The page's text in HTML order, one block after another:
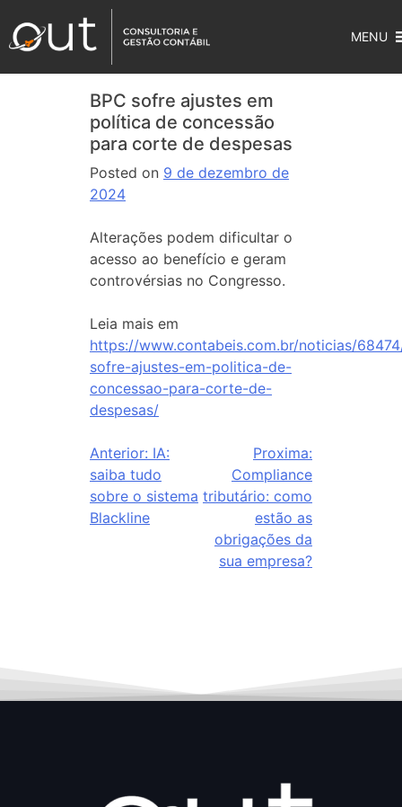
MENU
BPC sofre ajustes em
política de concessão
para corte de despesas
Posted on 9 de dezembro de
2024
Alterações podem dificultar o
acesso ao benefício e geram
controvérsias no Congresso.
Leia mais em
https://www.contabeis.com.br/noticias/
sofre-ajustes-em-politica-de-
concessao-para-corte-de-
despesas/
Anterior: IA:
saiba tudo
sobre o sistema
Blackline
Proxima:
Compliance
tributário: como
estão as
obrigações da
sua empresa?